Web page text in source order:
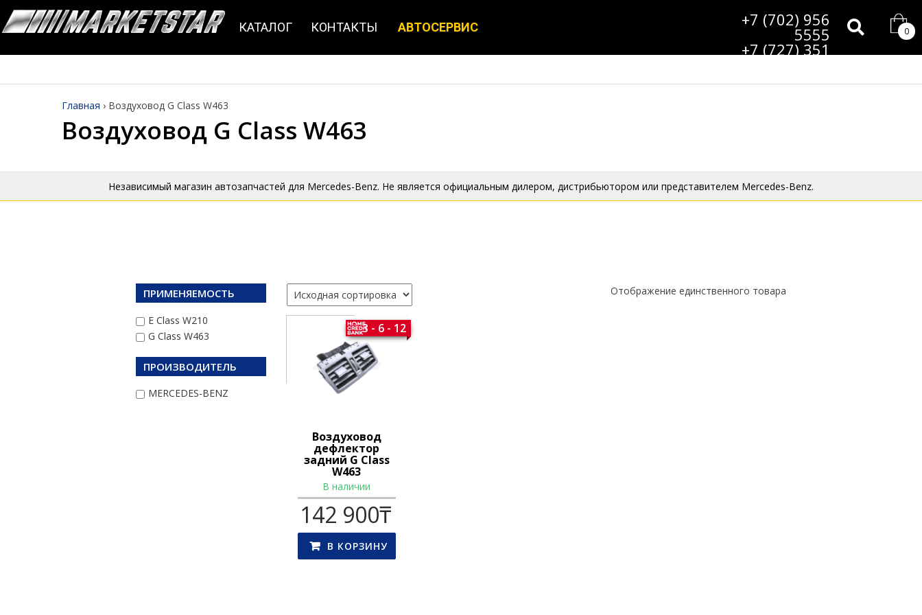
КАТАЛОГ КОНТАКТЫ АВТОСЕРВИС +7 (702) 956
5555
+7 (727) 351
Главная › Воздуховод G Class W463
Воздуховод G Class W463
Независимый магазин автозапчастей для Mercedes-Benz. Не является официальным дилером, дистрибьютором или представителем Mercedes-Benz.
ПРИМЕНЯЕМОСТЬ
E Class W210
G Class W463
ПРОИЗВОДИТЕЛЬ
MERCEDES-BENZ
Отображение единственного товара
Воздуховод
дефлектор
задний G Class
W463
3 - 6 - 12
В наличии
142 900₸
В КОРЗИНУ
0